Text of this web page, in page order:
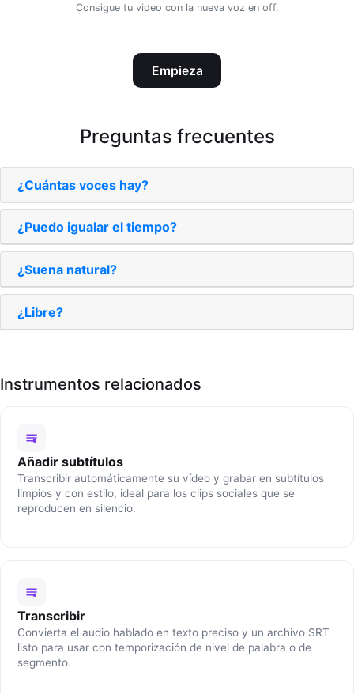
Consigue tu video con la nueva voz en off.
Empieza
Preguntas frecuentes
¿Cuántas voces hay?
¿Puedo igualar el tiempo?
¿Suena natural?
¿Libre?
Instrumentos relacionados
Añadir subtítulos
Transcribir automáticamente su vídeo y grabar en subtítulos
limpios y con estilo, ideal para los clips sociales que se
reproducen en silencio.
Transcribir
Convierta el audio hablado en texto preciso y un archivo SRT
listo para usar con temporización de nivel de palabra o de
segmento.